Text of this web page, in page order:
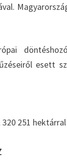
esett
251 hektárral